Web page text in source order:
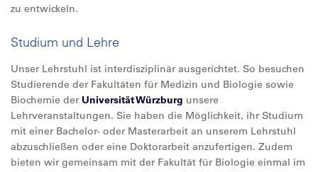
zu entwickeln.
Studium und Lehre
Unser Lehrstuhl ist interdisziplinär ausgerichtet. So besuchen
Studierende der Fakultäten für Medizin und Biologie sowie
Biochemie der Universität Würzburg unsere
Lehrveranstaltungen. Sie haben die Möglichkeit, ihr Studium
mit einer Bachelor- oder Masterarbeit an unserem Lehrstuhl
abzuschließen oder eine Doktorarbeit anzufertigen. Zudem
bieten wir gemeinsam mit der Fakultät für Biologie einmal im